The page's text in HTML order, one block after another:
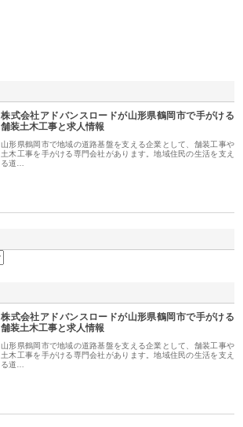
株式会社アドバンスロードが山形県鶴岡市で手がける
舗装土木工事と求人情報
山形県鶴岡市で地域の道路基盤を支える企業として、舗装工事や
土木工事を手がける専門会社があります。地域住民の生活を支え
る道…
株式会社アドバンスロードが山形県鶴岡市で手がける
舗装土木工事と求人情報
山形県鶴岡市で地域の道路基盤を支える企業として、舗装工事や
土木工事を手がける専門会社があります。地域住民の生活を支え
る道…